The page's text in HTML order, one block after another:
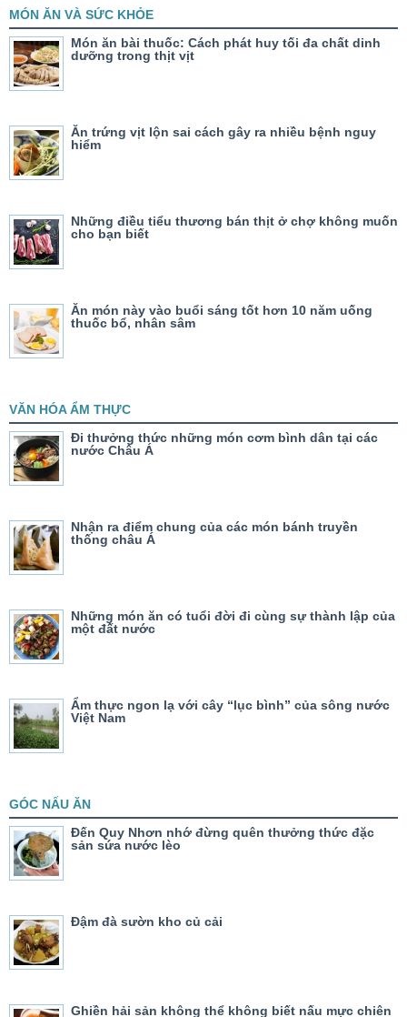
MÓN ĂN VÀ SỨC KHỎE
Món ăn bài thuốc: Cách phát huy tối đa chất dinh
dưỡng trong thịt vịt
Ăn trứng vịt lộn sai cách gây ra nhiều bệnh nguy
hiểm
Những điều tiểu thương bán thịt ở chợ không muốn
cho bạn biết
Ăn món này vào buổi sáng tốt hơn 10 năm uống
thuốc bổ, nhân sâm
VĂN HÓA ẨM THỰC
Đi thưởng thức những món cơm bình dân tại các
nước Châu Á
Nhận ra điểm chung của các món bánh truyền
thống châu Á
Những món ăn có tuổi đời đi cùng sự thành lập của
một đất nước
Ẩm thực ngon lạ với cây “lục bình” của sông nước
Việt Nam
GÓC NẤU ĂN
Đến Quy Nhơn nhớ đừng quên thưởng thức đặc
sản sứa nước lèo
Đậm đà sườn kho củ cải
Ghiền hải sản không thể không biết nấu mực chiên